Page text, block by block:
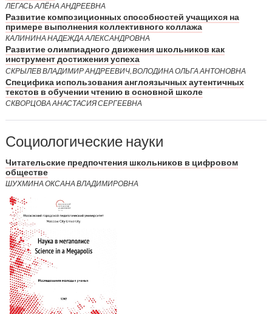
ЛЕГАСЬ АЛЁНА АНДРЕЕВНА
Развитие композиционных способностей учащихся на
примере выполнения коллективного коллажа
КАЛИНИНА НАДЕЖДА АЛЕКСАНДРОВНА
Развитие олимпиадного движения школьников как
инструмент достижения успеха
СКРЫЛЕВ ВЛАДИМИР АНДРЕЕВИЧ, ВОЛОДИНА ОЛЬГА АНТОНОВНА
Специфика использования англоязычных аутентичных
текстов в обучении чтению в основной школе
СКВОРЦОВА АНАСТАСИЯ СЕРГЕЕВНА
Социологические науки
Читательские предпочтения школьников в цифровом
обществе
ШУХМИНА ОКСАНА ВЛАДИМИРОВНА